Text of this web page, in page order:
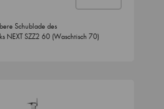
Schublade des
NEXT SZZ2 60 (Waschtisch 70)